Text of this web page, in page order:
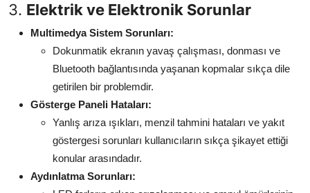
3. Elektrik ve Elektronik Sorunlar
Multimedya Sistem Sorunları:
Dokunmatik ekranın yavaş çalışması, donması ve
Bluetooth bağlantısında yaşanan kopmalar sıkça dile
getirilen bir problemdir.
Gösterge Paneli Hataları:
Yanlış arıza ışıkları, menzil tahmini hataları ve yakıt
göstergesi sorunları kullanıcıların sıkça şikayet ettiği
konular arasındadır.
Aydınlatma Sorunları: